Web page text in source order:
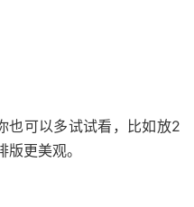
也可以多试试看，比如放2
更美观。